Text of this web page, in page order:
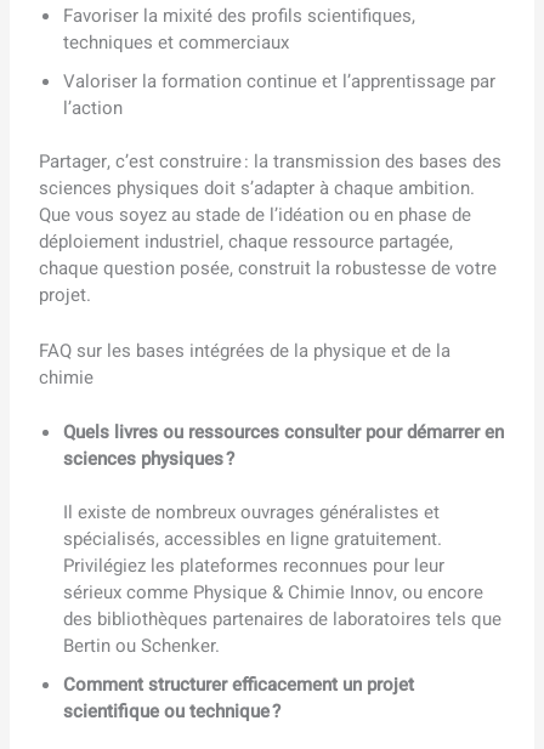
Favoriser la mixité des profils scientifiques,
techniques et commerciaux
Valoriser la formation continue et l’apprentissage par
l’action
Partager, c’est construire : la transmission des bases des
sciences physiques doit s’adapter à chaque ambition.
Que vous soyez au stade de l’idéation ou en phase de
déploiement industriel, chaque ressource partagée,
chaque question posée, construit la robustesse de votre
projet.
FAQ sur les bases intégrées de la physique et de la
chimie
Quels livres ou ressources consulter pour démarrer en
sciences physiques ?
Il existe de nombreux ouvrages généralistes et
spécialisés, accessibles en ligne gratuitement.
Privilégiez les plateformes reconnues pour leur
sérieux comme Physique & Chimie Innov, ou encore
des bibliothèques partenaires de laboratoires tels que
Bertin ou Schenker.
Comment structurer efficacement un projet
scientifique ou technique ?